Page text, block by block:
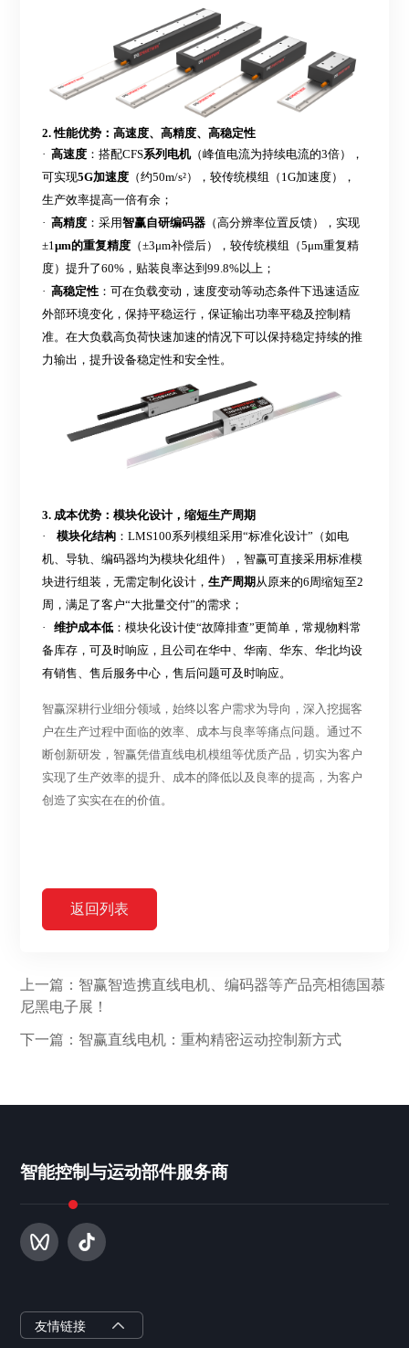
2. 性能优势：高速度、高精度、高稳定性
·高速度 ：搭配CFS系列电机（峰值电流为持续电流的3倍），
可实现5G加速度 （约50m/s²），较传统模组（1G加速度），
生产效率提高一倍有余 ；
·高精度 ：采用智赢自研编码器 （高分辨率位置反馈），实现
±1μm的重复精度 （±3μm补偿后），较传统模组（5μm重复精
度）提升了60%，贴装良率达到99.8%以上；
·高稳定性 ：可在负载变动，速度变动等动态条件下迅速适应
外部环境变化，保持平稳运行，保证输出功率平稳及控制精
准。在大负载高负荷快速加速的情况下可以保持稳定持续的推
力输出，提升设备稳定性和安全性。
3. 成本优势：模块化设计，缩短生产周期
·
模块化结构 ：LMS100系列模组采用“标准化设计”（如电
机、导轨、编码器均为模块化组件），智赢可直接采用标准模
块进行组装，无需定制化设计，生产周期 从原来的6周缩短至2
周，满足了客户“大批量交付”的需求；
·
维护成本低 ：模块化设计使“故障排查”更简单，常规物料常
备库存，可及时响应，且公司在华中、华南、华东、华北均设
有销售、售后服务中心，售后问题可及时响应。
智赢深耕行业细分领域，始终以客户需求为导向，深入挖掘客
户在生产过程中面临的效率、成本与良率等痛点问题。通过不
断创新研发，智赢凭借直线电机模组等优质产品，切实为客户
实现了生产效率的提升、成本的降低以及良率的提高，为客户
创造了实实在在的价值。
返回列表
上一篇：智赢智造携直线电机、编码器等产品亮相德国慕
尼黑电子展！
下一篇：智赢直线电机：重构精密运动控制新方式
智能控制与运动部件服务商
友情链接
智赢半导体